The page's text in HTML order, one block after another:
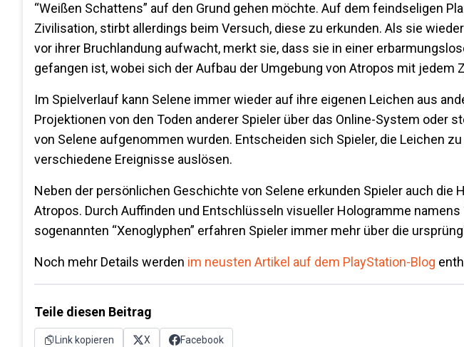
“Weißen Schattens” auf den Grund gehen möchte. Auf dem feindseligen
Zivilisation, stirbt allerdings beim Versuch, diese zu erkunden. Als sie
vor ihrer Bruchlandung aufwacht, merkt sie, dass sie in einer
gefangen ist, wobei sich der Aufbau der Umgebung von Atropos mit jedem
Im Spielverlauf kann Selene immer wieder auf ihre eigenen Leichen aus
Projektionen von den Toden anderer Spieler über das Online-System oder
von Selene aufgenommen wurden. Entscheiden sich Spieler, die Leichen
verschiedene Ereignisse auslösen.
Neben der persönlichen Geschichte von Selene erkunden Spieler auch die
Atropos. Durch Auffinden und Entschlüsseln visueller Hologramme
sogenannten “Xenoglyphen” erfahren Spieler immer mehr über die
Noch mehr Details werden im neusten Artikel auf dem PlayStation-Blog
Teile diesen Beitrag
Link kopieren X Facebook